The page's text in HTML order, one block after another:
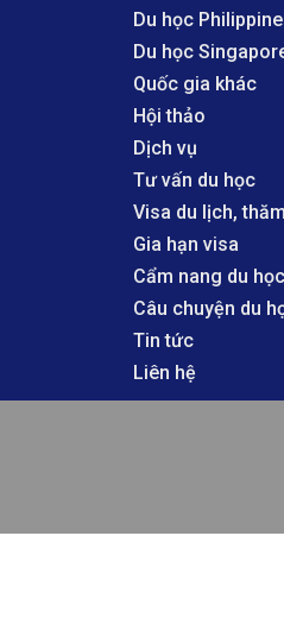
Du học
Du học
Quốc gia khác
Hội thảo
Dịch vụ
Tư vấn du học
Visa du lịch,
Gia hạn visa
Cẩm nang du học
Câu chuyện du
Tin tức
Liên hệ